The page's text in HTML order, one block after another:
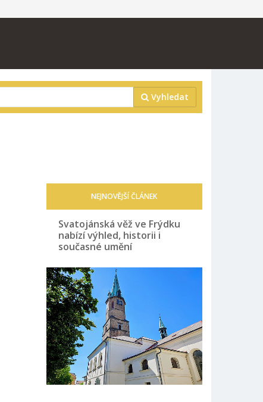
Vyhledat
NEJNOVĚJŠÍ ČLÁNEK
Svatojánská věž ve Frýdku
nabízí výhled, historii i
současné umění